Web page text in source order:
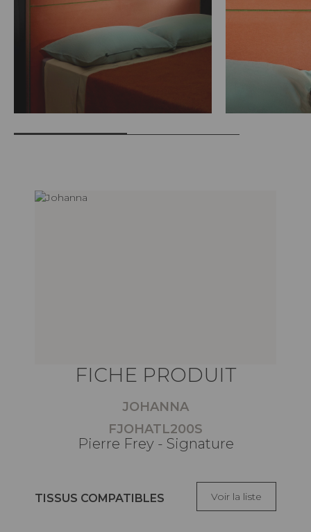
FICHE PRODUIT
JOHANNA
FJOHATL200S
Pierre Frey - Signature
TISSUS COMPATIBLES Voir la liste